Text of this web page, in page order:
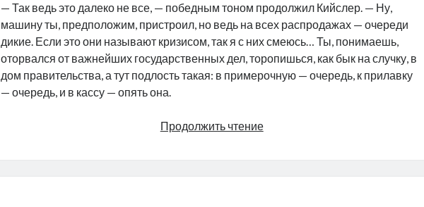
— Так ведь это далеко не все, — победным тоном продолжил Кийслер. — Ну,
машину ты, предположим, пристроил, но ведь на всех распродажах — очереди
дикие. Если это они называют кризисом, так я с них смеюсь… Ты, понимаешь,
оторвался от важнейших государственных дел, торопишься, как бык на случку, в
дом правительства, а тут подлость такая: в примерочную — очередь, к прилавку
— очередь, и в кассу — опять она.
Продолжить чтениеИнвалидная